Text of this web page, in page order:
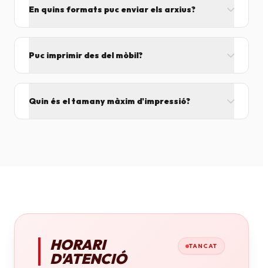
En quins formats puc enviar els arxius?
Word i Excel.
Puc imprimir des del mòbil?
Quin és el tamany màxim d'impressió?
HORARI
D'ATENCIÓ
TANCAT